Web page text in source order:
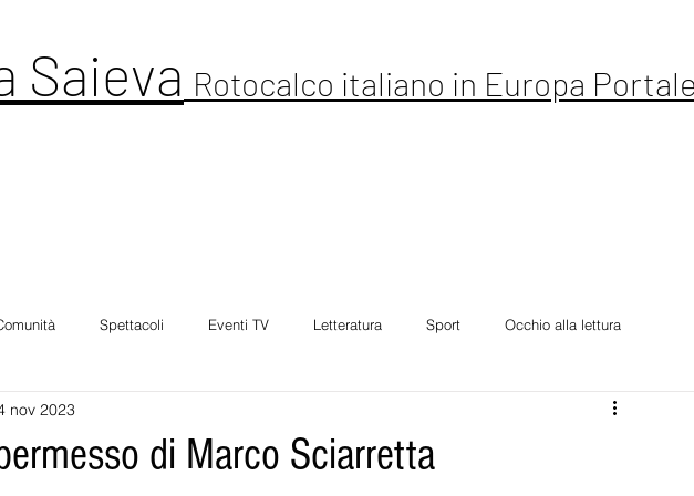
Spettacoli Eventi TV Letteratura Sport Occhio alla lettura
di Marco Sciarretta
nov 2023
Saieva Rotocalco italiano in Europa